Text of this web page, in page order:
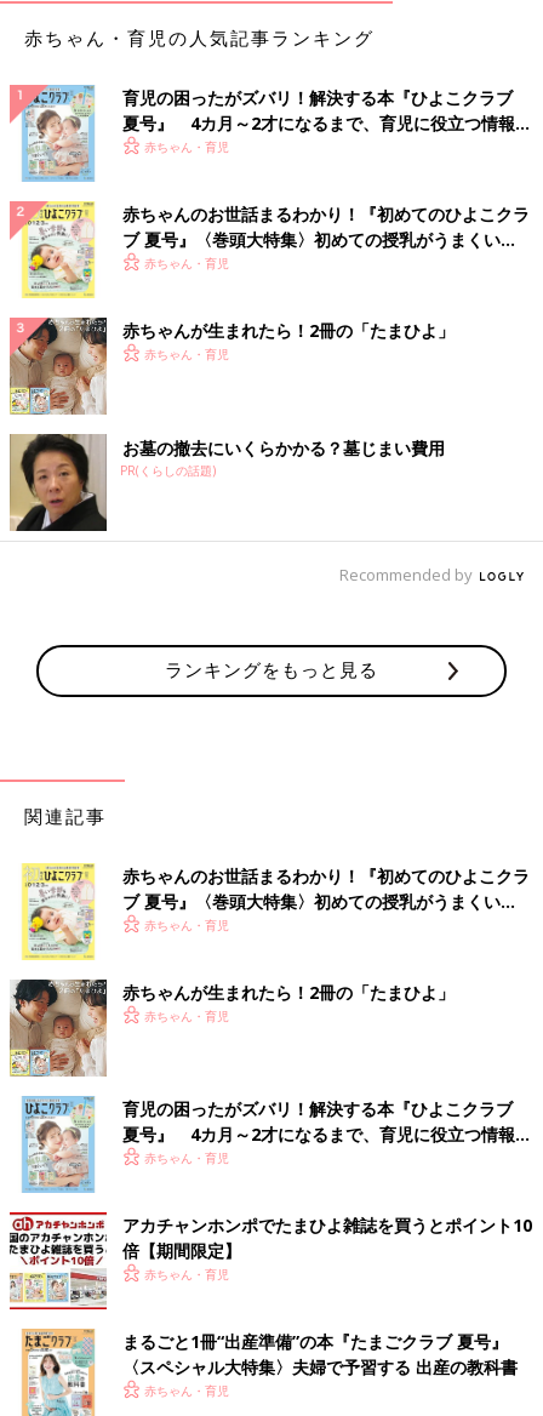
赤ちゃん・育児の人気記事ランキング
育児の困ったがズバリ！解決する本『ひよこクラブ
夏号』 4カ月～2才になるまで、育児に役立つ情報が
いっぱい！
赤ちゃん・育児
赤ちゃんのお世話まるわかり！『初めてのひよこクラ
ブ 夏号』〈巻頭大特集〉初めての授乳がうまくい
く！ おっぱい・ミルクの基本と夏のトラブル 解決テ
赤ちゃん・育児
赤ちゃんが生まれたら！2冊の「たまひよ」
赤ちゃん・育児
お墓の撤去にいくらかかる？墓じまい費用
PR(くらしの話題)
Recommended by
ランキングをもっと見る
関連記事
赤ちゃんのお世話まるわかり！『初めてのひよこクラ
ブ 夏号』〈巻頭大特集〉初めての授乳がうまくい
く！ おっぱい・ミルクの基本と夏のトラブル 解決テ
赤ちゃん・育児
赤ちゃんが生まれたら！2冊の「たまひよ」
赤ちゃん・育児
育児の困ったがズバリ！解決する本『ひよこクラブ
夏号』 4カ月～2才になるまで、育児に役立つ情報が
いっぱい！
赤ちゃん・育児
アカチャンホンポでたまひよ雑誌を買うとポイント10
倍【期間限定】
赤ちゃん・育児
まるごと1冊“出産準備”の本『たまごクラブ 夏号』
〈スペシャル大特集〉夫婦で予習する 出産の教科書
赤ちゃん・育児